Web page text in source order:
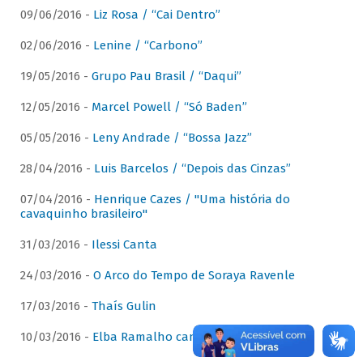
09/06/2016 - Liz Rosa / “Cai Dentro”
02/06/2016 - Lenine / “Carbono”
19/05/2016 - Grupo Pau Brasil / “Daqui”
12/05/2016 - Marcel Powell / “Só Baden”
05/05/2016 - Leny Andrade / “Bossa Jazz”
28/04/2016 - Luis Barcelos / “Depois das Cinzas”
07/04/2016 - Henrique Cazes / "Uma história do
cavaquinho brasileiro"
31/03/2016 - Ilessi Canta
24/03/2016 - O Arco do Tempo de Soraya Ravenle
17/03/2016 - Thaís Gulin
10/03/2016 - Elba Ramalho canta Dominguinhos